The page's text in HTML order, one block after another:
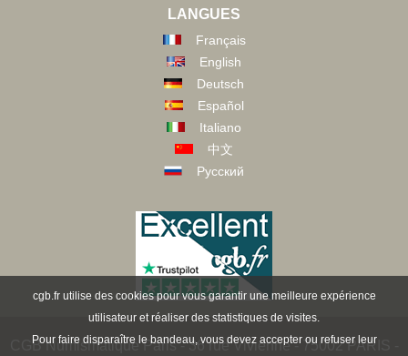
LANGUES
Français
English
Deutsch
Español
Italiano
中文
Русский
CGB Numismatique Paris - 36 rue Vivienne - 75002 PARIS -
cgb.fr utilise des cookies pour vous garantir une meilleure expérience
utilisateur et réaliser des statistiques de visites.
Pour faire disparaître le bandeau, vous devez accepter ou refuser leur